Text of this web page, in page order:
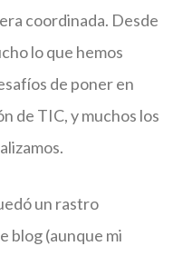
coordinada. Desde
lo que hemos
de poner en
de TIC, y muchos los
un rastro
blog (aunque mi